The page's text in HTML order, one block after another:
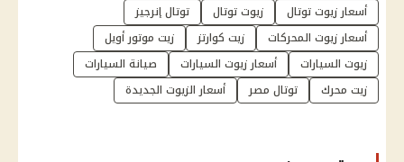
أسعار زيوت توتال زيوت توتال
توتال إنرجيز
أسعار زيوت المحركات
زيت كوارتز
زيت موتور أويل
زيوت السيارات
أسعار زيوت السيارات
صيانة السيارات
زيت محرك
توتال مصر أسعار الزيوت الجديدة